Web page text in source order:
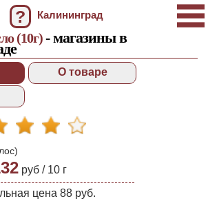
? Калининград
(10г)- магазины в
О товаре
руб / 10 г
цена 88 руб.